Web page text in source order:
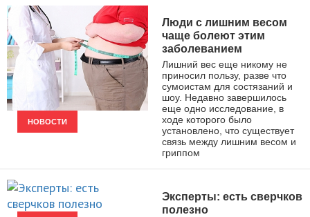
НОВОСТИ
Люди с лишним весом
чаще болеют этим
заболеванием
Лишний вес еще никому не
приносил пользу, разве что
сумоистам для состязаний и
шоу. Недавно завершилось
еще одно исследование, в
ходе которого было
установлено, что существует
связь между лишним весом и
гриппом
Эксперты: есть сверчков
полезно